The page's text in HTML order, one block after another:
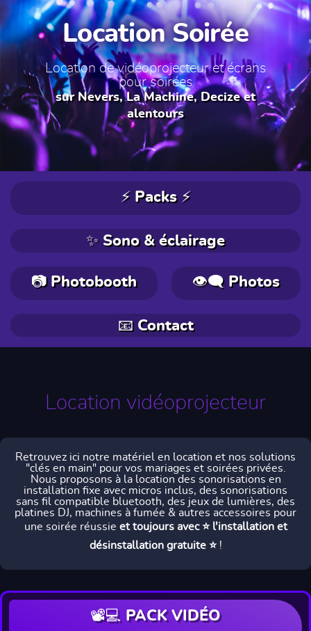
Location Soirée
Location de vidéoprojecteur et écrans
pour soirées
sur Nevers, La Machine, Decize et
alentours
⚡ Packs ⚡
✨ Sono & éclairage
📷 Photobooth 👁️‍🗨️ Photos
📧 Contact
Location vidéoprojecteur
Retrouvez ici notre matériel en location et nos solutions
"clés en main" pour vos mariages et soirées privées.
Nous proposons à la location des sonorisations en
installation fixe avec micros inclus, des sonorisations
sans fil compatible bluetooth, des jeux de lumières, des
platines DJ, machines à fumée & autres accessoires pour
une soirée réussie et toujours avec ⭐ l'installation et
désinstallation gratuite ⭐!
📽️💻 PACK VIDÉO